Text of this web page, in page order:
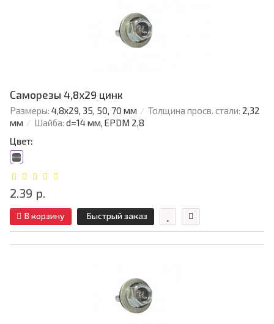
Саморезы 4,8х29 цинк
Размеры: 4,8х29, 35, 50, 70 мм Толщина просв. стали: 2,32
мм
Шайба: d=14 мм, EPDM 2,8
Цвет:
2.39 р.
В корзину Быстрый заказ